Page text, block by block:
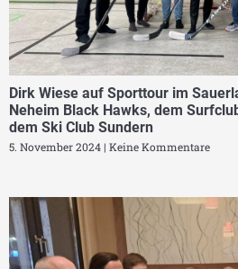
Dirk Wiese auf Sporttour im
Neheim Black Hawks, dem
dem Ski Club Sundern
5. November 2024 Keine Kommentare